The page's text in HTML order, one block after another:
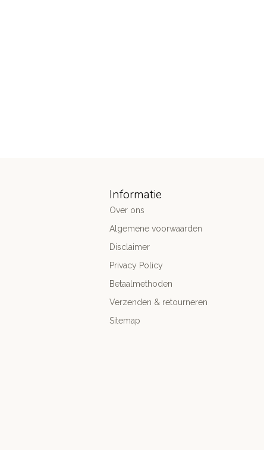
Informatie
Over ons
Algemene voorwaarden
Disclaimer
Privacy Policy
Betaalmethoden
Verzenden & retourneren
Sitemap